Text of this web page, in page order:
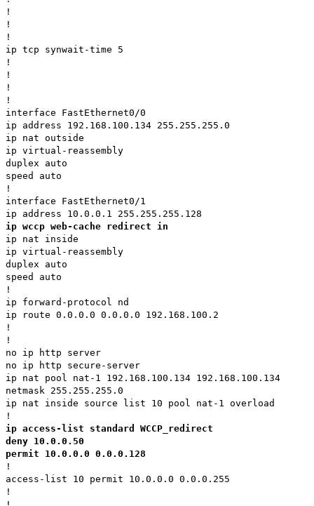
!
!
!
ip tcp synwait-time 5
!
!
!
!
interface FastEthernet0/0
ip address 192.168.100.134 255.255.255.0
ip nat outside
ip virtual-reassembly
duplex auto
speed auto
!
interface FastEthernet0/1
ip address 10.0.0.1 255.255.255.128
ip wccp web-cache redirect in
ip nat inside
ip virtual-reassembly
duplex auto
speed auto
!
ip forward-protocol nd
ip route 0.0.0.0 0.0.0.0 192.168.100.2
!
!
no ip http server
no ip http secure-server
ip nat pool nat-1 192.168.100.134 192.168.100.134
netmask 255.255.255.0
ip nat inside source list 10 pool nat-1 overload
!
ip access-list standard WCCP_redirect
deny 10.0.0.50
permit 10.0.0.0 0.0.0.128
!
access-list 10 permit 10.0.0.0 0.0.0.255
!